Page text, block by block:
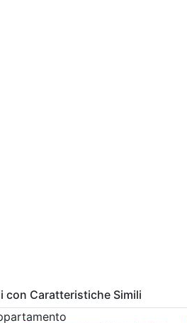
con Caratteristiche Simili